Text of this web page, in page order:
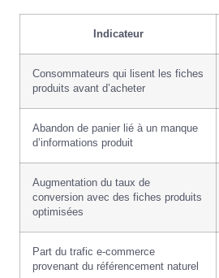
Indicateur
Consommateurs qui lisent les fiches
produits avant d’acheter
Abandon de panier lié à un manque
d’informations produit
Augmentation du taux de
conversion avec des fiches produits
optimisées
Part du trafic e-commerce
provenant du référencement naturel